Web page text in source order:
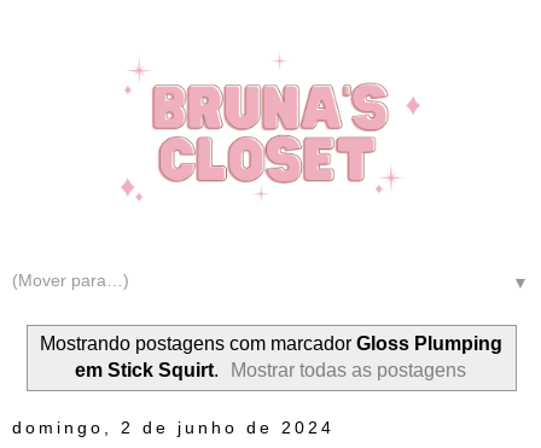
▼
Mostrando postagens com marcador Gloss Plumping
em Stick Squirt. Mostrar todas as postagens
domingo, 2 de junho de 2024